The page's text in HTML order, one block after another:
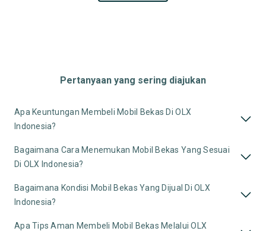
Pertanyaan yang sering diajukan
Apa Keuntungan Membeli Mobil Bekas Di OLX
Indonesia?
Bagaimana Cara Menemukan Mobil Bekas Yang Sesuai
Di OLX Indonesia?
Bagaimana Kondisi Mobil Bekas Yang Dijual Di OLX
Indonesia?
Apa Tips Aman Membeli Mobil Bekas Melalui OLX